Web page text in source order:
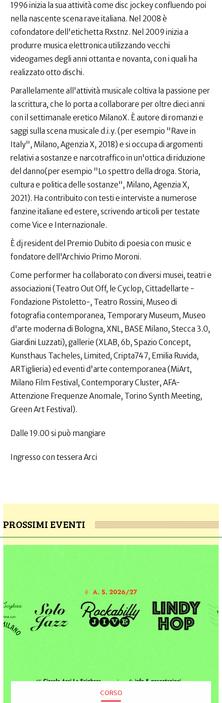
1996 inizia la sua attività come disc jockey confluendo poi
nella nascente scena rave italiana. Nel 2008 è
cofondatore dell'etichetta Rxstnz. Nel 2009 inizia a
produrre musica elettronica utilizzando vecchi
videogames degli anni ottanta e novanta, con i quali ha
realizzato otto dischi.
Parallelamente all'attività musicale coltiva la passione per
la scrittura, che lo porta a collaborare per oltre dieci anni
con il settimanale eretico MilanoX. È autore di romanzi e
saggi sulla scena musicale d.i.y. (per esempio "Rave in
Italy", Milano, Agenzia X, 2018) e si occupa di argomenti
relativi a sostanze e narcotraffico in un'ottica di riduzione
del danno(per esempio "Lo spettro della droga. Storia,
cultura e politica delle sostanze", Milano, Agenzia X,
2021). Ha contribuito con testi e interviste a numerose
fanzine italiane ed estere, scrivendo articoli per testate
come Vice e Internazionale.
È dj resident del Premio Dubito di poesia con music e
fondatore dell'Archivio Primo Moroni.
Come performer ha collaborato con diversi musei, teatri e
associazioni (Teatro Out Off, le Cyclop, Cittadellarte -
Fondazione Pistoletto-, Teatro Rossini, Museo di
fotografia contemporanea, Temporary Museum, Museo
d'arte moderna di Bologna, XNL, BASE Milano, Stecca 3.0,
Giardini Luzzati), gallerie (XLAB, 6b, Spazio Concept,
Kunsthaus Tacheles, Limited, Cripta747, Emilia Ruvida,
ARTiglieria) ed eventi d'arte contemporanea (MiArt,
Milano Film Festival, Contemporary Cluster, AFA-
Attenzione Frequenze Anomale, Torino Synth Meeting,
Green Art Festival).
Dalle 19.00 si può mangiare
Ingresso con tessera Arci
PROSSIMI EVENTI
CORSO